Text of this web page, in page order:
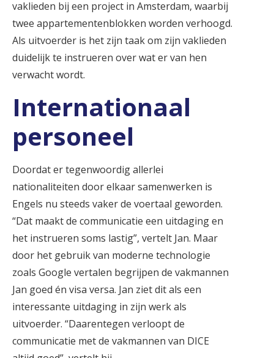
vaklieden bij een project in Amsterdam, waarbij
twee appartementenblokken worden verhoogd.
Als uitvoerder is het zijn taak om zijn vaklieden
duidelijk te instrueren over wat er van hen
verwacht wordt.
Internationaal
personeel
Doordat er tegenwoordig allerlei
nationaliteiten door elkaar samenwerken is
Engels nu steeds vaker de voertaal geworden.
“Dat maakt de communicatie een uitdaging en
het instrueren soms lastig”, vertelt Jan. Maar
door het gebruik van moderne technologie
zoals Google vertalen begrijpen de vakmannen
Jan goed én visa versa. Jan ziet dit als een
interessante uitdaging in zijn werk als
uitvoerder. “Daarentegen verloopt de
communicatie met de vakmannen van DICE